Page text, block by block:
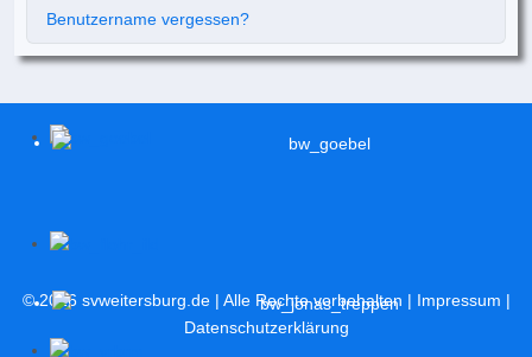
Benutzername vergessen?
© 2026 svweitersburg.de| Alle Rechte vorbehalten | Impressum |
Datenschutzerklärung